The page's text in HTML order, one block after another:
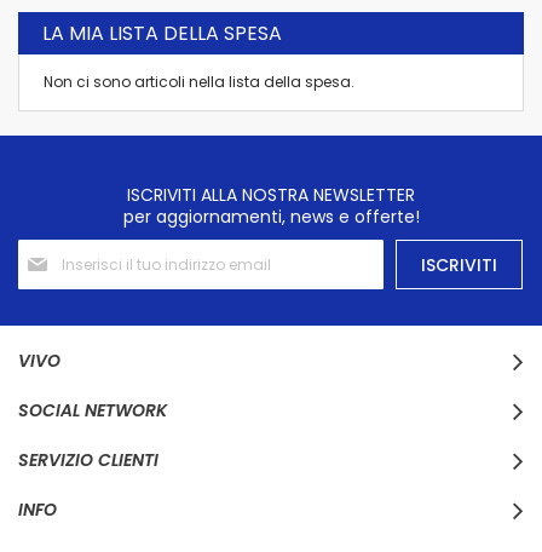
LA MIA LISTA DELLA SPESA
Non ci sono articoli nella lista della spesa.
ISCRIVITI ALLA NOSTRA NEWSLETTER
per aggiornamenti, news e offerte!
Iscriviti
alla
nostra
ISCRIVITI
VIVO
SOCIAL NETWORK
SERVIZIO CLIENTI
INFO